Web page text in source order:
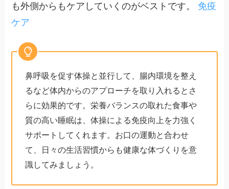
も外側からもケアしていくのがベストです。 免疫
ケア
鼻呼吸を促す体操と並行して、腸内環境を整え
るなど体内からのアプローチを取り入れるとさ
らに効果的です。栄養バランスの取れた食事や
質の高い睡眠は、体操による免疫向上を力強く
サポートしてくれます。お口の運動と合わせ
て、日々の生活習慣からも健康な体づくりを意
識してみましょう。